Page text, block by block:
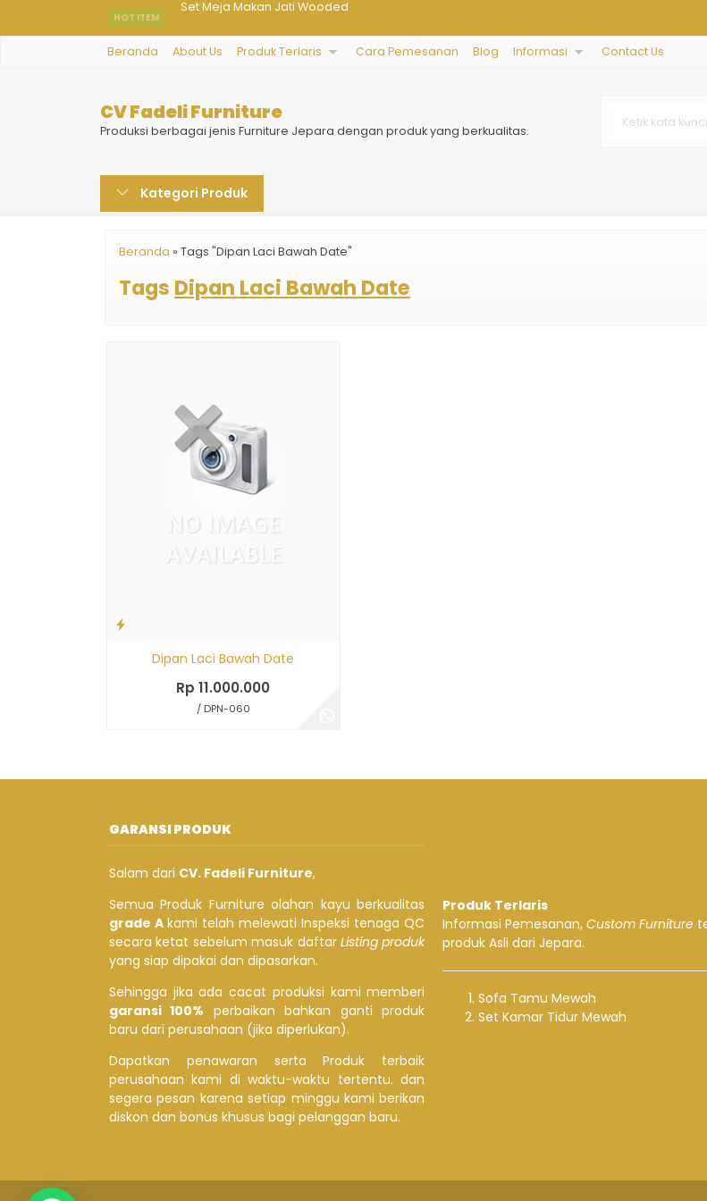
HOT ITEM
Kitchen Set Kayu Jati Jepara
Bufet Pendek Minimalis Jati
Dipan Tingkat Dewasa Papalopa
Beranda About Us Produk Terlaris Cara Pemesanan Blog Informasi Contact Us
CV Fadeli Furniture
Produksi berbagai jenis Furniture Jepara dengan produk yang berkualitas.
Kategori Produk
Beranda » Tags "Dipan Laci Bawah Date"
Tags Dipan Laci Bawah Date
Dipan Laci Bawah Date
Rp 11.000.000
/ DPN-060
GARANSI PRODUK
Salam dari CV. Fadeli Furniture,
Semua Produk Furniture olahan kayu berkualitas
grade Akami telah melewati Inspeksi tenaga QC
secara ketat sebelum masuk daftar Listing produk
yang siap dipakai dan dipasarkan.
Sehingga jika ada cacat produksi kami memberi
garansi 100% perbaikan bahkan ganti produk
baru dari perusahaan (jika diperlukan).
Dapatkan penawaran serta Produk terbaik
perusahaan kami di waktu-waktu tertentu. dan
segera pesan karena setiap minggu kami berikan
diskon dan bonus khusus bagi pelanggan baru.
Produk Terlaris
Informasi Pemesanan,Custom Furniture
produk Asli dari Jepara.
Sofa Tamu Mewah
Set Kamar Tidur Mewah